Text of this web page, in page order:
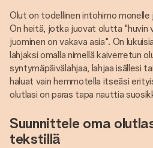
Olut on todellinen intohimo
On heitä, jotka juovat olutta "huvin
juominen on vakava asia". On
lahjaksi omalla nimellä kaiverretun
syntymäpäivälahjaa, lahjaa isällesi
haluat vain hemmotella itseäsi
olutlasi on paras tapa nauttia
Suunnittele oma
tekstillä